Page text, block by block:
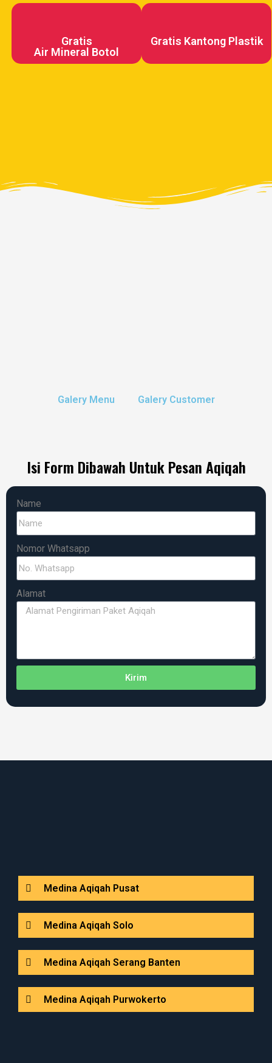
Gratis
Air Mineral Botol
Gratis Kantong Plastik
Galery Menu Galery Customer
Isi Form Dibawah Untuk Pesan Aqiqah
Name
Nomor Whatsapp
Alamat
Kirim
Medina Aqiqah Pusat
Medina Aqiqah Solo
Medina Aqiqah Serang Banten
Medina Aqiqah Purwokerto